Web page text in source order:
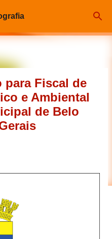
principal
Fiscal de
e Ambiental
de Belo